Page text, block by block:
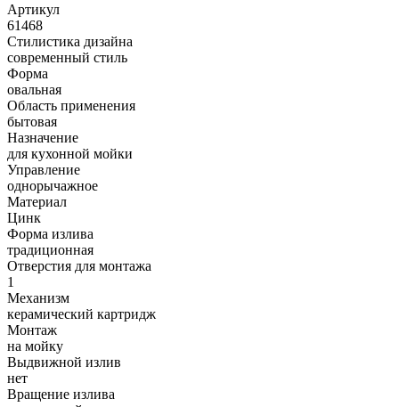
Артикул
61468
Стилистика дизайна
современный стиль
Форма
овальная
Область применения
бытовая
Назначение
для кухонной мойки
Управление
однорычажное
Материал
Цинк
Форма излива
традиционная
Отверстия для монтажа
1
Механизм
керамический картридж
Монтаж
на мойку
Выдвижной излив
нет
Вращение излива